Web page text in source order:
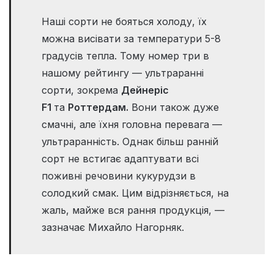
Наші сорти не бояться холоду, їх
можна висівати за температури 5-8
градусів тепла. Тому номер три в
нашому рейтингу — ультраранні
сорти, зокрема Дейнеріс
F1 та Роттердам. Вони також дуже
смачні, але їхня головна перевага —
ультраранність. Однак більш ранній
сорт не встигає адаптувати всі
поживні речовини кукурудзи в
солодкий смак. Цим відрізняється, на
жаль, майже вся рання продукція, —
зазначає Михайло Нагорняк.